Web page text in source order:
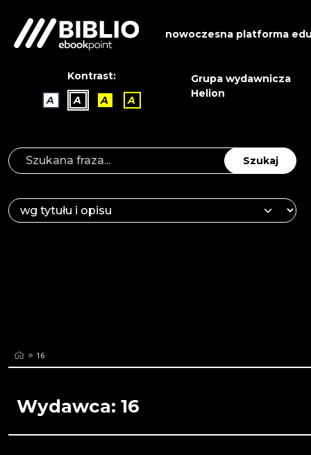
nowoczesna platforma
Kontrast:
A
A A A
Grupa wydawnicza
Helion
Szukaj
16
Wydawca: 16